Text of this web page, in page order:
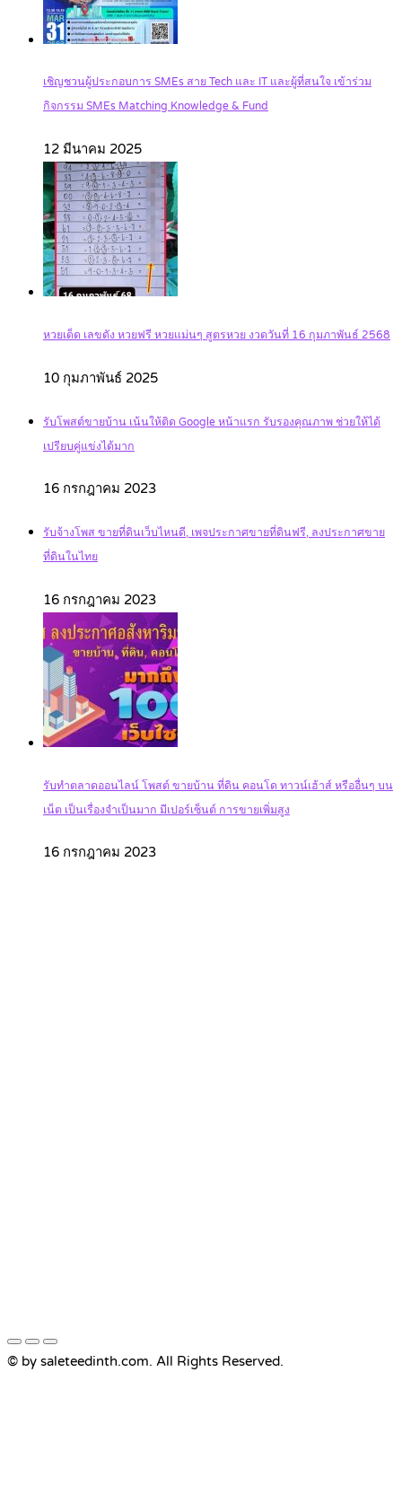
เชิญชวนผู้ประกอบการ SMEs สาย Tech และ IT และผู้ที่สนใจ เข้าร่วม
กิจกรรม SMEs Matching Knowledge & Fund
12 มีนาคม 2025
หวยเด็ด เลขดัง หวยฟรี หวยแม่นๆ สูตรหวย งวดวันที่ 16 กุมภาพันธ์ 2568
10 กุมภาพันธ์ 2025
รับโพสต์ขายบ้าน เน้นให้ติด Google หน้าแรก รับรองคุณภาพ ช่วยให้ได้
เปรียบคู่แข่งได้มาก
16 กรกฎาคม 2023
รับจ้างโพส ขายที่ดินเว็บไหนดี, เพจประกาศขายที่ดินฟรี, ลงประกาศขาย
ที่ดินในไทย
16 กรกฎาคม 2023
รับทำตลาดออนไลน์ โพสต์ ขายบ้าน ที่ดิน คอนโด ทาวน์เฮ้าส์ หรืออื่นๆ บน
เน็ต เป็นเรื่องจำเป็นมาก มีเปอร์เซ็นต์ การขายเพิ่มสูง
16 กรกฎาคม 2023
© by saleteedinth.com. All Rights Reserved.